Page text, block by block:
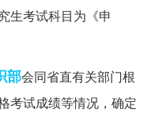
生考试科目为《申
部会同省直有关部门根
考试成绩等情况，确定